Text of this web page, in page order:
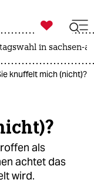

taz zahl ich
in sachsen-
knuffelt mich (nicht)?
als
achtet das
wird.